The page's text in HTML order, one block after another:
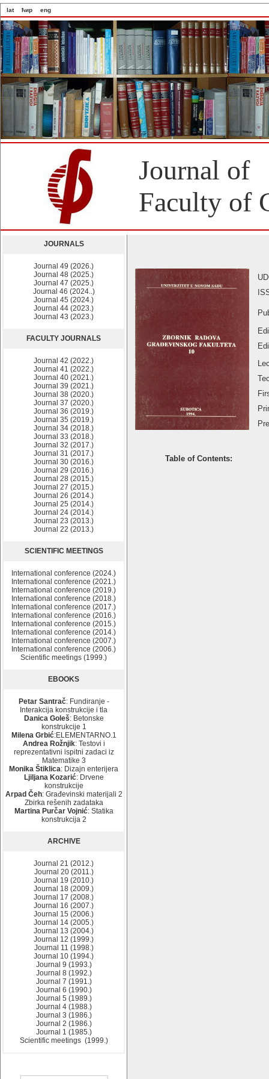
lat ћир eng
Journal of
Faculty of
JOURNALS
Journal 49 (2026.)
Journal 48 (2025.)
Journal 47 (2025.)
Journal 46 (2024..)
Journal 45 (2024.)
Journal 44 (2023.)
Journal 43 (2023.)
FACULTY JOURNALS
Journal 42 (2022.)
Journal 41 (2022.)
Journal 40 (2021.)
Journal 39 (2021.)
Journal 38 (2020.)
Journal 37 (2020.)
Journal 36 (2019.)
Journal 35 (2019.)
Journal 34 (2018.)
Journal 33 (2018.)
Journal 32 (2017.)
Journal 31 (2017.)
Journal 30 (2016.)
Journal 29 (2016.)
Journal 28 (2015.)
Journal 27 (2015.)
Journal 26 (2014.)
Journal 25 (2014.)
Journal 24 (2014.)
Journal 23 (2013.)
Journal 22 (2013.)
SCIENTIFIC MEETINGS
International conference (2024.)
International conference (2021.)
International conference (2019.)
International conference (2018.)
International conference (2017.)
International conference (2016.)
International conference (2015.)
International conference (2014.)
International conference (2007.)
International conference (2006.)
Scientific meetings (1999.)
EBOOKS
Petar Santrač: Fundiranje -
Interakcija konstrukcije i tla
Danica Goleš: Betonske
konstrukcije 1
Milena Grbić:ELEMENTARNO.1
Andrea Rožnjik: Testovi i
reprezentativni ispitni zadaci iz
Matematike 3
Monika Štiklica: Dizajn enterijera
Ljiljana Kozarić: Drvene
konstrukcije
Arpad Čeh: Građevinski materijali 2
Zbirka rešenih zadataka
Martina Purčar Vojnić: Statika
konstrukcija 2
ARCHIVE
Journal 21 (2012.)
Journal 20 (2011.)
Journal 19 (2010.)
Journal 18 (2009.)
Journal 17 (2008.)
Journal 16 (2007.)
Journal 15 (2006.)
Journal 14 (2005.)
Journal 13 (2004.)
Journal 12 (1999.)
Journal 11 (1998.)
Journal 10 (1994.)
Journal 9 (1993.)
Journal 8 (1992.)
Journal 7 (1991.)
Journal 6 (1990.)
Journal 5 (1989.)
Journal 4 (1988.)
Journal 3 (1986.)
Journal 2 (1986.)
Journal 1 (1985.)
Scientific meetings (1999.)
Table of Contents: